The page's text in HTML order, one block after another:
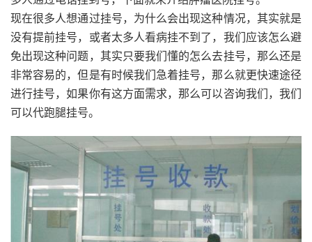
现在很多人想通过挂号，为什么会出现这种情况，其实就是
没有提前挂号，或者太多人看病挂不到了，我们应该怎么避
免出现这种问题，其实只要我们懂的怎么去挂号，那么还是
非常容易的，但是有时候我们急着挂号，那么就更快速途径
进行挂号，如果你有这方面需求，那么可以咨询我们，我们
可以代跑腿挂号。